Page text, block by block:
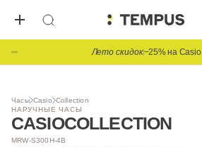
Лето скидок−25% на Casio
Часы Casio Collection
НАРУЧНЫЕ ЧАСЫ
CASIOCOLLECTION
MRW-S300H-4B